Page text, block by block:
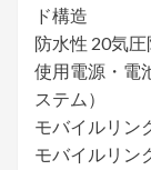
ド構造
防水性 20気圧
使用電源・電
ステム）
モバイルリン
モバイルリン